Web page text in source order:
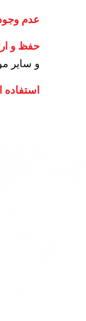
عدم
حفظ و
و سایر